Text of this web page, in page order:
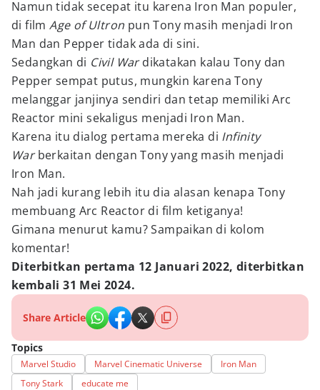
Namun tidak secepat itu karena Iron Man populer,
di filmAge of Ultron pun Tony masih menjadi Iron
Man dan Pepper tidak ada di sini.
Sedangkan di Civil Wardikatakan kalau Tony dan
Pepper sempat putus, mungkin karena Tony
melanggar janjinya sendiri dan tetap memiliki Arc
Reactor mini sekaligus menjadi Iron Man.
Karena itu dialog pertama mereka di Infinity
Warberkaitan dengan Tony yang masih menjadi
Iron Man.
Nah jadi kurang lebih itu dia alasan kenapa Tony
membuang Arc Reactor di film ketiganya!
Gimana menurut kamu? Sampaikan di kolom
komentar!
Diterbitkan pertama 12 Januari 2022, diterbitkan
kembali 31 Mei 2024.
Share Article
Topics
Marvel Studio Marvel Cinematic Universe
Iron Man
Tony Stark
educate me